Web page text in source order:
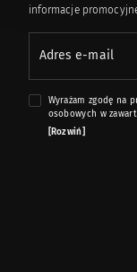
informacje
Adres e-mail
Wyrażam zgodę na
osobowych w
przesyłania mi
[Rozwiń]